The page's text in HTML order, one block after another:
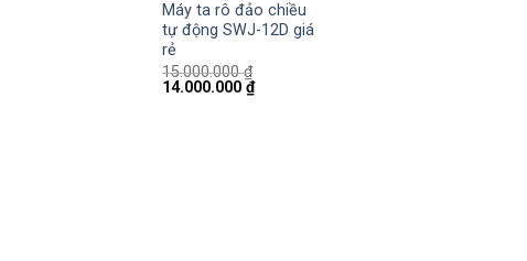
Máy ta rô đảo chiều
tự động SWJ-12D giá
rẻ
15.000.000₫
14.000.000 ₫